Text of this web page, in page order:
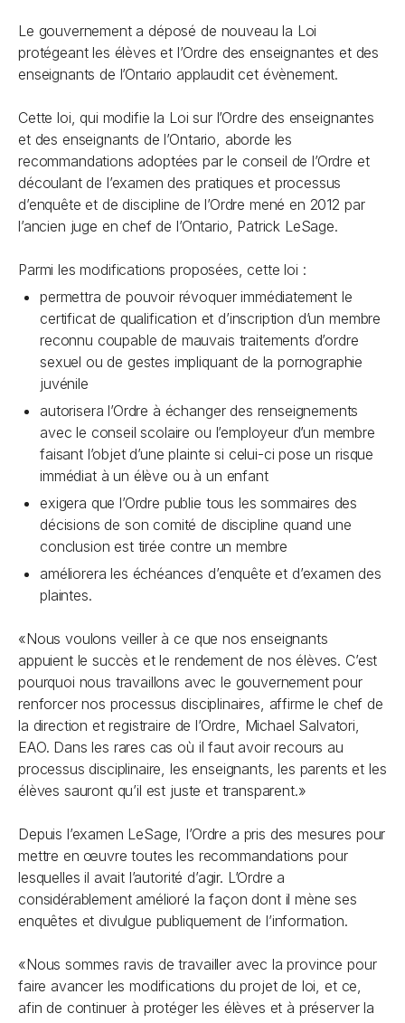
Le gouvernement a déposé de nouveau la Loi
protégeant les élèves et l’Ordre des enseignantes et des
enseignants de l’Ontario applaudit cet évènement.
Cette loi, qui modifie la Loi sur l’Ordre des enseignantes
et des enseignants de l’Ontario, aborde les
recommandations adoptées par le conseil de l’Ordre et
découlant de l’examen des pratiques et processus
d’enquête et de discipline de l’Ordre mené en 2012 par
l’ancien juge en chef de l’Ontario, Patrick LeSage.
Parmi les modifications proposées, cette loi :
permettra de pouvoir révoquer immédiatement le
certificat de qualification et d’inscription d’un membre
reconnu coupable de mauvais traitements d’ordre
sexuel ou de gestes impliquant de la pornographie
juvénile
autorisera l’Ordre à échanger des renseignements
avec le conseil scolaire ou l’employeur d’un membre
faisant l’objet d’une plainte si celui-ci pose un risque
immédiat à un élève ou à un enfant
exigera que l’Ordre publie tous les sommaires des
décisions de son comité de discipline quand une
conclusion est tirée contre un membre
améliorera les échéances d’enquête et d’examen des
plaintes.
«Nous voulons veiller à ce que nos enseignants
appuient le succès et le rendement de nos élèves. C’est
pourquoi nous travaillons avec le gouvernement pour
renforcer nos processus disciplinaires, affirme le chef de
la direction et registraire de l’Ordre, Michael Salvatori,
EAO. Dans les rares cas où il faut avoir recours au
processus disciplinaire, les enseignants, les parents et les
élèves sauront qu’il est juste et transparent.»
Depuis l’examen LeSage, l’Ordre a pris des mesures pour
mettre en œuvre toutes les recommandations pour
lesquelles il avait l’autorité d’agir. L’Ordre a
considérablement amélioré la façon dont il mène ses
enquêtes et divulgue publiquement de l’information.
«Nous sommes ravis de travailler avec la province pour
faire avancer les modifications du projet de loi, et ce,
afin de continuer à protéger les élèves et à préserver la